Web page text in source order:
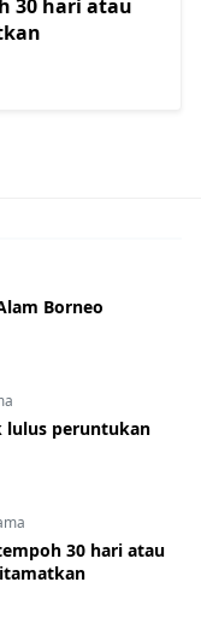
30 hari atau
Borneo
lulus peruntukan
30 hari atau